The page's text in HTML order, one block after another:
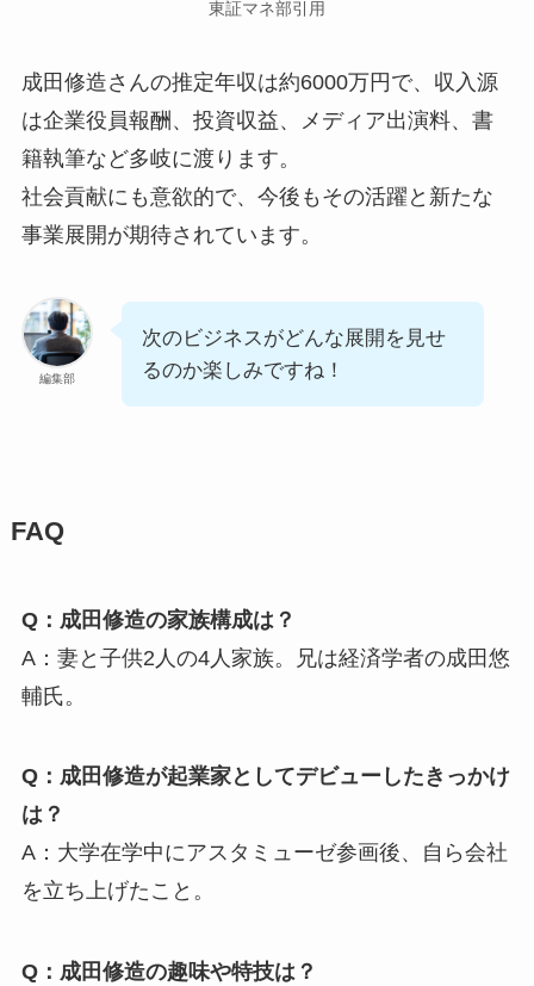
東証マネ部引用
成田修造さんの推定年収は約6000万円で、収入源
は企業役員報酬、投資収益、メディア出演料、書
籍執筆など多岐に渡ります。
社会貢献にも意欲的で、今後もその活躍と新たな
事業展開が期待されています。
編集部
次のビジネスがどんな展開を見せ
るのか楽しみですね！
FAQ
Q：成田修造の家族構成は？
A：妻と子供2人の4人家族。兄は経済学者の成田悠
輔氏。
Q：成田修造が起業家としてデビューしたきっかけ
は？
A：大学在学中にアスタミューゼ参画後、自ら会社
を立ち上げたこと。
Q：成田修造の趣味や特技は？